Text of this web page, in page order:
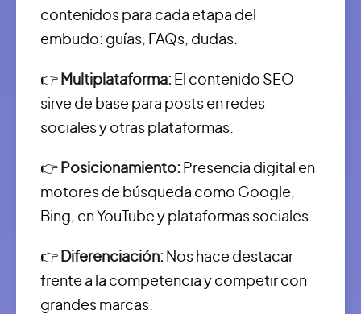
contenidos para cada etapa del
embudo: guías, FAQs, dudas.
👉 Multiplataforma: El contenido SEO
sirve de base para posts en redes
sociales y otras plataformas.
👉 Posicionamiento: Presencia digital en
motores de búsqueda como Google,
Bing, en YouTube y plataformas sociales.
👉 Diferenciación: Nos hace destacar
frente a la competencia y competir con
grandes marcas.